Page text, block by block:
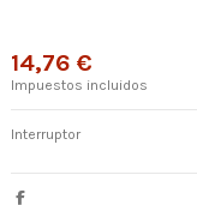
14,76 €
Impuestos incluidos
Interruptor